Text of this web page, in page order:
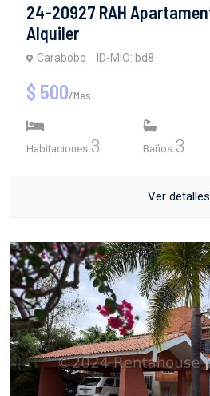
24-20927 RAH
Alquiler
Carabobo ID-MIO: bd8
$ 500/Mes
Habitaciones 3 Baños 3
Ver detalles